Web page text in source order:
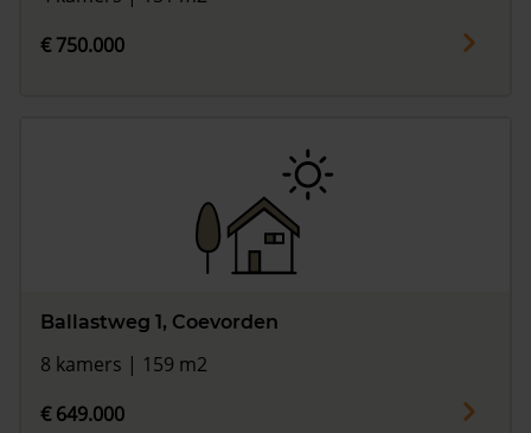
€ 750.000
Ballastweg 1, Coevorden
8 kamers | 159 m2
€ 649.000